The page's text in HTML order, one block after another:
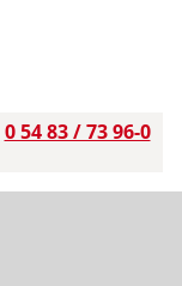
0 54 83 / 73 96-0